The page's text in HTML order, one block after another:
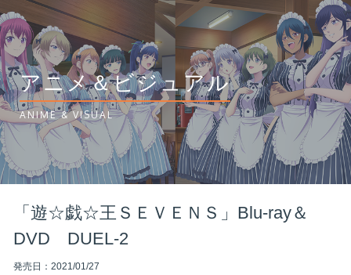
アニメ＆ビジュアル
ANIME & VISUAL
「遊☆戯☆王ＳＥＶＥＮＳ」Blu-ray＆
DVD DUEL-2
発売日：2021/01/27